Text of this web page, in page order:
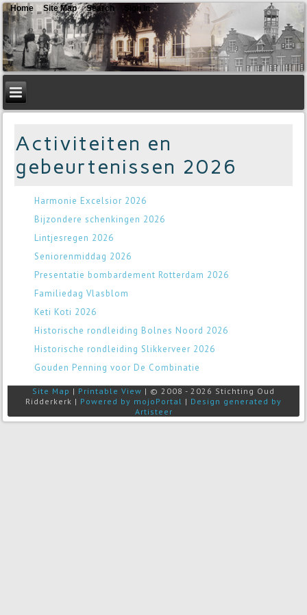
Activiteiten en
gebeurtenissen 2026
Harmonie Excelsior 2026
Bijzondere schenkingen 2026
Lintjesregen 2026
Seniorenmiddag 2026
Presentatie bombardement Rotterdam 2026
Familiedag Vlasblom
Keti Koti 2026
Historische rondleiding Bolnes Noord 2026
Historische rondleiding Slikkerveer 2026
Gouden Penning voor De Combinatie
Site Map | Printable View | © 2008 - 2026 Stichting Oud
Ridderkerk | Powered by mojoPortal | Design generated by
Artisteer
Home Site Map Search Sign In